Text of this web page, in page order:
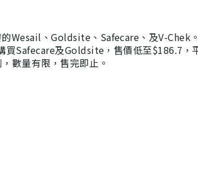
Wesail、Goldsite、Safecare、及V-Chek
買Safecare及Goldsite，售價低至$186.7，
數量有限，售完即止。